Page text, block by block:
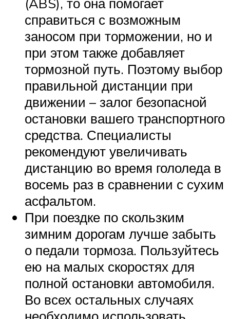
справиться с возможным
заносом при торможении, но и
при этом также добавляет
тормозной путь. Поэтому выбор
правильной дистанции при
движении – залог безопасной
остановки вашего транспортного
средства. Специалисты
рекомендуют увеличивать
дистанцию во время гололеда в
восемь раз в сравнении с сухим
асфальтом.
При поездке по скользким
зимним дорогам лучше забыть
о педали тормоза. Пользуйтесь
ею на малых скоростях для
полной остановки автомобиля.
Во всех остальных случаях